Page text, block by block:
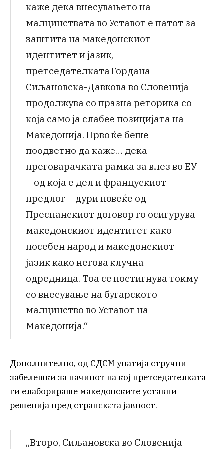
каже дека внесувањето на
малцинствата во Уставот е патот за
заштита на македонскиот
идентитет и јазик,
претседателката Гордана
Сиљановска-Давкова во Словенија
продолжува со празна реторика со
која само ја слабее позицијата на
Македонија. Прво ќе беше
поодветно да каже… дека
преговарачката рамка за влез во ЕУ
– од која е дел и францускиот
предлог – дури повеќе од
Преспанскиот договор го осигурува
македонскиот идентитет како
посебен народ и македонскиот
јазик како негова клучна
одредница. Тоа се постигнува токму
со внесување на бугарското
малцинство во Уставот на
Македонија.“
Дополнително, од СДСМ упатија стручни
забелешки за начинот на кој претседателката
ги елаборираше македонските уставни
решенија пред странската јавност.
„Второ, Сиљановска во Словенија